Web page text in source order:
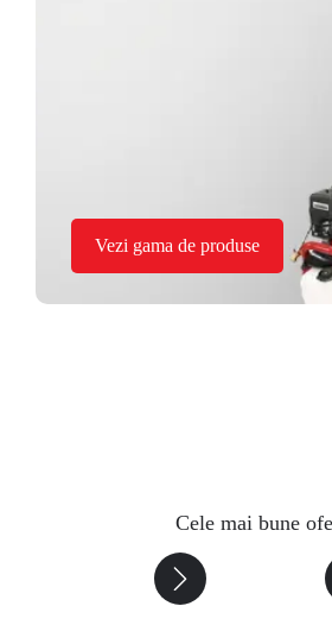
Vezi gama de produse
Cele mai bune